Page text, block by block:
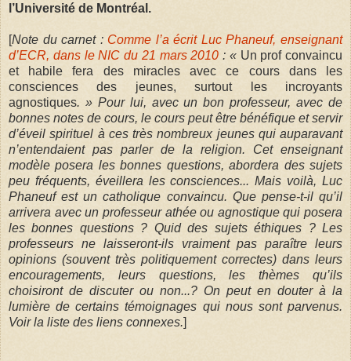
l’Université de Montréal.
[Note du carnet : Comme l’a écrit Luc Phaneuf, enseignant
d’ECR, dans le NIC du 21 mars 2010 : « Un prof convaincu
et habile fera des miracles avec ce cours dans les
consciences des jeunes, surtout les incroyants
agnostiques. » Pour lui, avec un bon professeur, avec de
bonnes notes de cours, le cours peut être bénéfique et servir
d’éveil spirituel à ces très nombreux jeunes qui auparavant
n’entendaient pas parler de la religion. Cet enseignant
modèle posera les bonnes questions, abordera des sujets
peu fréquents, éveillera les consciences... Mais voilà, Luc
Phaneuf est un catholique convaincu. Que pense-t-il qu’il
arrivera avec un professeur athée ou agnostique qui posera
les bonnes questions ? Quid des sujets éthiques ? Les
professeurs ne laisseront-ils vraiment pas paraître leurs
opinions (souvent très politiquement correctes) dans leurs
encouragements, leurs questions, les thèmes qu’ils
choisiront de discuter ou non...? On peut en douter à la
lumière de certains témoignages qui nous sont parvenus.
Voir la liste des liens connexes.]